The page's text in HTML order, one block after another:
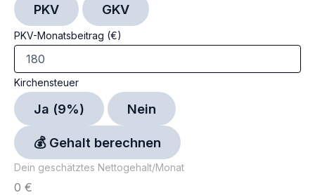
PKV GKV
PKV-Monatsbeitrag (€)
Kirchensteuer
Ja (9%) Nein
💰 Gehalt berechnen
Dein geschätztes Nettogehalt/Monat
0 €